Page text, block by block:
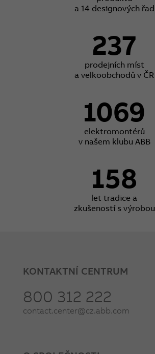
a 14 designových řad
237
prodejních míst
a velkoobchodů v ČR
1069
elektromontérů
v našem klubu ABB
158
let tradice a
zkušeností s výrobou
KONTAKTNÍ CENTRUM
800 312 222
contact.center@cz.abb.com